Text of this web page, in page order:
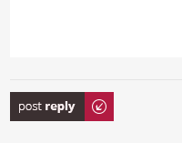
Ответить